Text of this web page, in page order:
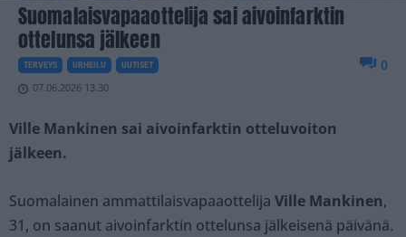
Suomalaisvapaaottelija sai aivoinfarktin
ottelunsa jälkeen
TERVEYS URHEILU UUTISET
07.06.2026 13.30
0
Ville Mankinen sai aivoinfarktin otteluvoiton
jälkeen.
Suomalainen ammattilaisvapaaottelija Ville Mankinen,
31, on saanut aivoinfarktin ottelunsa jälkeisenä päivänä.